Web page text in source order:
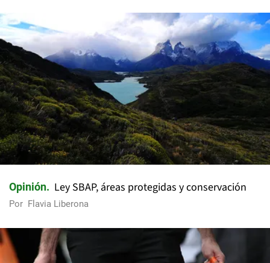
Opinión Ley SBAP, áreas protegidas y conservación
Por Flavia Liberona